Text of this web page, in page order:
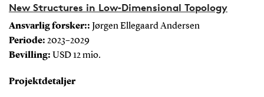
New Structures in Low‑Dimensional Topology
Ansvarlig forsker:: Jørgen Ellegaard Andersen
Periode: 2023–2029
Bevilling: USD 12 mio.
Projektdetaljer